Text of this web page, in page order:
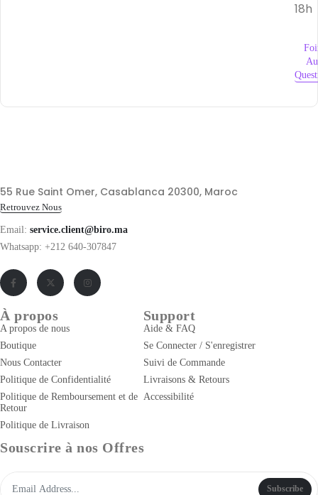
18h
55 Rue Saint Omer, Casablanca 20300, Maroc
Retrouvez Nous
Email: service.client@biro.ma
Whatsapp: +212 640-307847
À propos
A propos de nous
Boutique
Nous Contacter
Politique de Confidentialité
Politique de Remboursement et de
Retour
Politique de Livraison
Support
Aide & FAQ
Se Connecter / S'enregistrer
Suivi de Commande
Livraisons & Retours
Accessibilité
Souscrire à nos Offres
Subscribe